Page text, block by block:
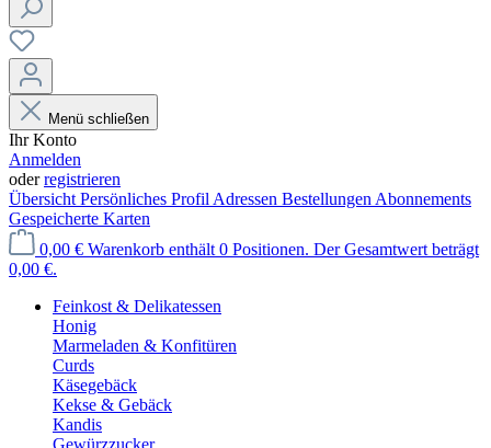
Menü schließen
Ihr Konto
Anmelden
oderregistrieren
Übersicht Persönliches Profil Adressen Bestellungen Abonnements
Gespeicherte Karten
0,00 € Warenkorb enthält 0 Positionen. Der Gesamtwert beträgt
0,00 €.
Feinkost & Delikatessen
Honig
Marmeladen & Konfitüren
Curds
Käsegebäck
Kekse & Gebäck
Kandis
Gewürzzucker